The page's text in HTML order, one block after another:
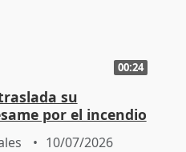
00:24
su
por el incendio
10/07/2026